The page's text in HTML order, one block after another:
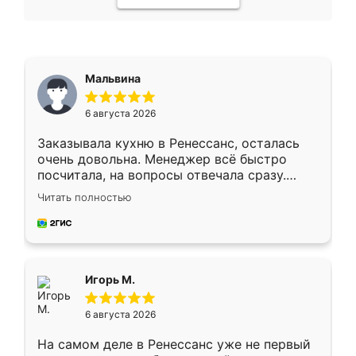
Мальвина
6 августа 2026
Заказывала кухню в Ренессанс, осталась
очень довольна. Менеджер всё быстро
посчитала, на вопросы отвечала сразу.
Замерщик приехал в субботу, подошёл к
делу со всей ответственностью. Собрали
за день, ребята работали аккуратно, даже
Читать полностью
Игорь М.
6 августа 2026
На самом деле в Ренессанс уже не первый